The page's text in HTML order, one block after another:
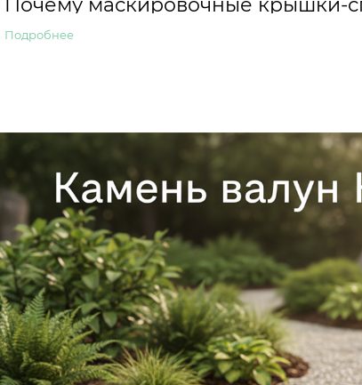
трендом в ландшафте
Подробнее